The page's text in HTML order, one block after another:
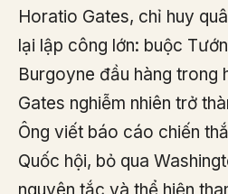
Horatio Gates, chỉ huy
lại lập công lớn: buộc
Burgoyne đầu hàng trong
Gates nghiễm nhiên trở
Ông viết báo cáo chiến
Quốc hội, bỏ qua